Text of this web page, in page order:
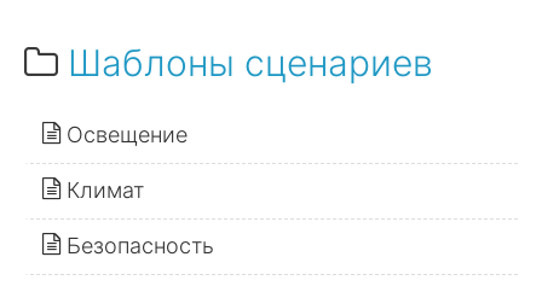
Шаблоны сценариев
Освещение
Климат
Безопасность